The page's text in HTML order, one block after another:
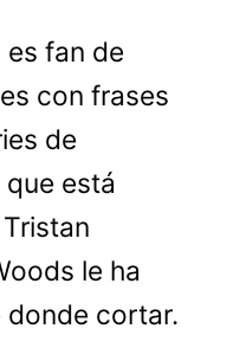
es fan de
con frases
de
que está
le ha
cortar.